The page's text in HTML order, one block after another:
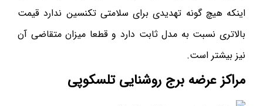
اینکه هیچ گونه تهدیدی برای سلامتی تکنسین ندارد قیمت
بالاتری نسبت به مدل ثابت دارد و قطعا میزان متقاضی آن
نیز بیشتر است.
مراکز عرضه برج روشنایی تلسکوپی